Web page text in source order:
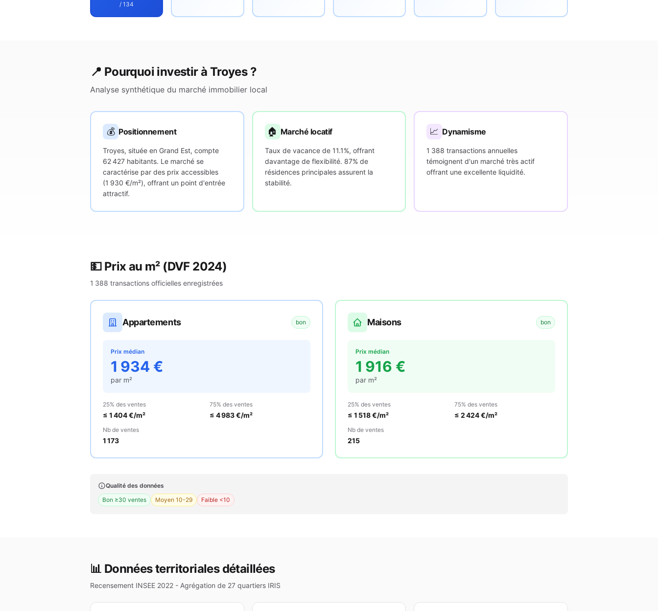
/ 134
📍 Pourquoi investir à Troyes?
Analyse synthétique du marché immobilier local
💰 Positionnement
Troyes, située en Grand Est, compte
62 427 habitants. Le marché se
caractérise par des prix accessibles
(1 930 €/m²), offrant un point d'entrée
attractif.
🏠 Marché locatif
Taux de vacance de 11.1%, offrant
davantage de flexibilité. 87% de
résidences principales assurent la
stabilité.
📈 Dynamisme
1 388 transactions annuelles
témoignent d'un marché très actif
offrant une excellente liquidité.
💵 Prix au m² (DVF 2024)
1 388 transactions officielles enregistrées
Appartements bon
Prix médian
1 934 €
par m²
25% des ventes
≤ 1 404€/m²
75% des ventes
≤ 4 983€/m²
Nb de ventes
1 173
Maisons bon
Prix médian
1 916 €
par m²
25% des ventes
≤ 1 518€/m²
75% des ventes
≤ 2 424€/m²
Nb de ventes
215
Qualité des données
Bon ≥30 ventes
Moyen 10-29 Faible <10
📊 Données territoriales détaillées
Recensement INSEE 2022 - Agrégation de 27 quartiers IRIS